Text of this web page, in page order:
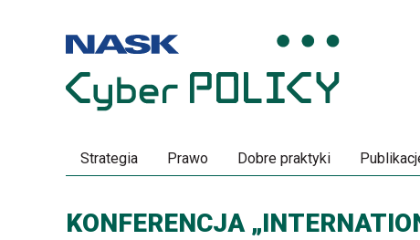
Przeskocz
Przeskocz
Strategia Prawo Dobre praktyki
KONFERENCJA